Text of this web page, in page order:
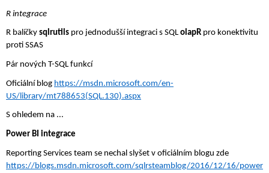
R integrace
R balíčky sqlrutils pro jednodušší integraci s SQL olapR pro konektivitu
proti SSAS
Pár nových T-SQL funkcí
Oficiální blog https://msdn.microsoft.com/en-
US/library/mt788653(SQL.130).aspx
S ohledem na ...
Power BI integrace
https://blogs.msdn.microsoft.com/sqlrsteamblog/2016/12/16/power